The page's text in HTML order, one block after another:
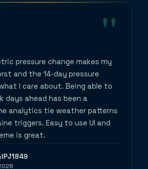
"
pressure change makes my
and the 14-day pressure
I care about. Being able to
days ahead has been a
analytics tie weather patterns
triggers. Easy to use UI and
is great.